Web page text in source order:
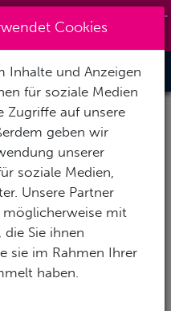
Toggle
zertifizierte
Cookies
Inhalte und Anzeigen
für soziale Medien
Zugriffe auf unsere
geben wir
unserer
soziale Medien,
Unsere Partner
mit
Sie ihnen
sie im Rahmen Ihrer
haben.